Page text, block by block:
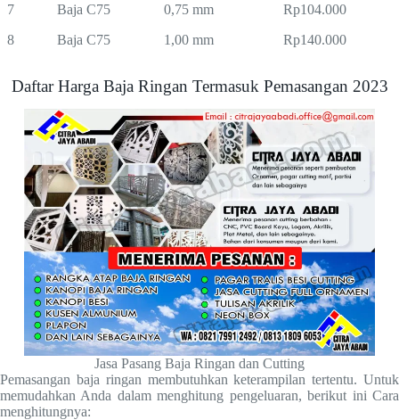
7
Baja C75 0,75 mm
Rp104.000
8
Baja C75 1,00 mm Rp140.000
Daftar Harga Baja Ringan Termasuk Pemasangan 2023
Jasa Pasang Baja Ringan dan Cutting
Pemasangan baja ringan membutuhkan keterampilan tertentu. Untuk
memudahkan Anda dalam menghitung pengeluaran, berikut ini Cara
menghitungnya: